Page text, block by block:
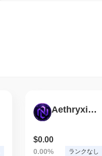
Aethryxis AI
$0.00
0.00% ランクなし